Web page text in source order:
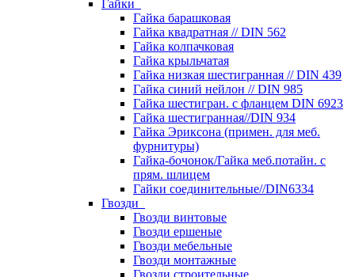
Гайки
Гайка барашковая
Гайка квадратная // DIN 562
Гайка колпачковая
Гайка крыльчатая
Гайка низкая шестигранная // DIN 439
Гайка синий нейлон // DIN 985
Гайка шестигран. с фланцем DIN 6923
Гайка шестигранная//DIN 934
Гайка Эриксона (примен. для меб.
фурнитуры)
Гайка-бочонок/Гайка меб.потайн. с
прям. шлицем
Гайки соединительные//DIN6334
Гвозди
Гвозди винтовые
Гвозди ершеные
Гвозди мебельные
Гвозди монтажные
Гвозди строительные